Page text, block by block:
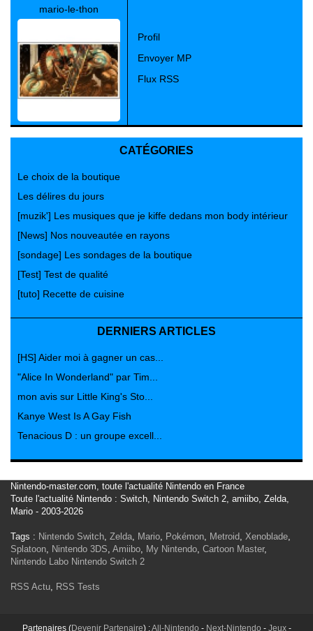
mario-le-thon
Profil
Envoyer MP
Flux RSS
CATÉGORIES
Le choix de la boutique
Les délires du jours
[muzik'] Les musiques que je kiffe dedans mon body intérieur
[News] Nos nouveautée en rayons
[sondage] Les sondages de la boutique
[Test] Test de qualité
[tuto] Recette de cuisine
DERNIERS ARTICLES
[HS] Aider moi à gagner un cas...
"Alice In Wonderland" par Tim...
mon avis sur Little King's Sto...
Kanye West Is A Gay Fish
Tenacious D : un groupe excell...
Nintendo-master.com, toute l'actualité Nintendo en France
Toute l'actualité Nintendo : Switch, Nintendo Switch 2, amiibo, Zelda,
Mario - 2003-2026
Tags : Nintendo Switch, Zelda, Mario, Pokémon, Metroid, Xenoblade,
Splatoon, Nintendo 3DS, Amiibo, My Nintendo, Cartoon Master,
Nintendo Labo Nintendo Switch 2
RSS Actu, RSS Tests
Partenaires (Devenir Partenaire) :All-Nintendo - Next-Nintendo - Jeux-